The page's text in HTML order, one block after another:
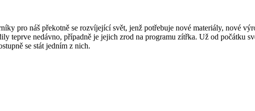
pro náš překotně se rozvíjející svět, jenž potřebuje nové materiály, nové
teprve nedávno, případně je jejich zrod na programu zítřka. Už od počátku
se stát jedním z nich.